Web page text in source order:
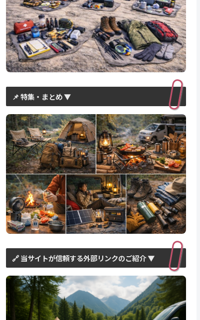
📌 特集・まとめ ▼
🔗 当サイトが信頼する外部リンクのご紹介 ▼